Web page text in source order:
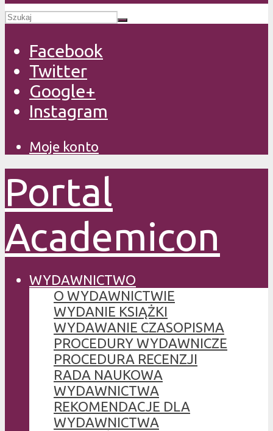
Facebook
Twitter
Google+
Instagram
Moje konto
Portal
Academicon
WYDAWNICTWO
O WYDAWNICTWIE
WYDANIE KSIĄŻKI
WYDAWANIE CZASOPISMA
PROCEDURY WYDAWNICZE
PROCEDURA RECENZJI
RADA NAUKOWA
WYDAWNICTWA
REKOMENDACJE DLA
WYDAWNICTWA